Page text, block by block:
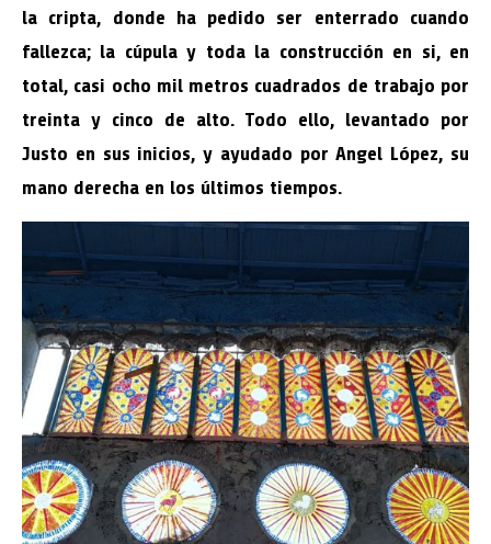
la cripta, donde ha pedido ser enterrado cuando
fallezca; la cúpula y toda la construcción en si, en
total, casi ocho mil metros cuadrados de trabajo por
treinta y cinco de alto. Todo ello, levantado por
Justo en sus inicios, y ayudado por Angel López, su
mano derecha en los últimos tiempos.